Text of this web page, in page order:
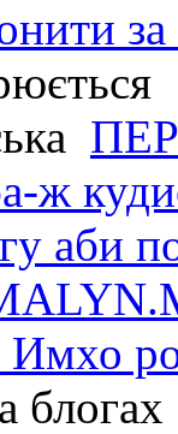
ж
аби
Имхо
блогах